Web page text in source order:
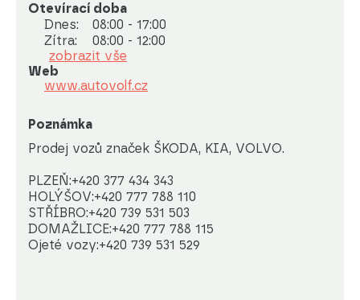
Otevírací doba
Dnes:
08:00 - 17:00
Zítra:
08:00 - 12:00
zobrazit vše
Web
www.autovolf.cz
Poznámka
Prodej vozů značek ŠKODA, KIA, VOLVO.
PLZEŇ:+420 377 434 343
HOLÝŠOV:+420 777 788 110
STŘÍBRO:+420 739 531 503
DOMAŽLICE:+420 777 788 115
Ojeté vozy:+420 739 531 529